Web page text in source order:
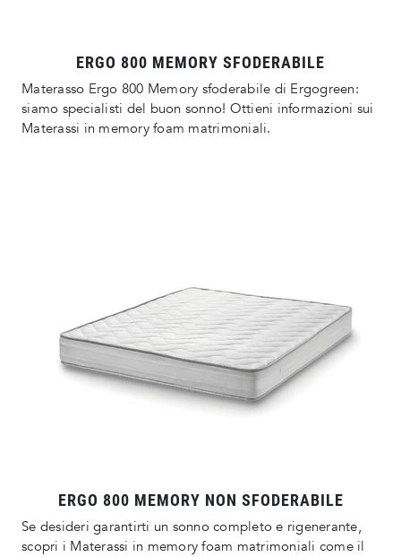
ERGO 800 MEMORY SFODERABILE
Materasso Ergo 800 Memory sfoderabile di Ergogreen:
siamo specialisti del buon sonno! Ottieni informazioni sui
Materassi in memory foam matrimoniali.
ERGO 800 MEMORY NON SFODERABILE
Se desideri garantirti un sonno completo e rigenerante,
scopri i Materassi in memory foam matrimoniali come il